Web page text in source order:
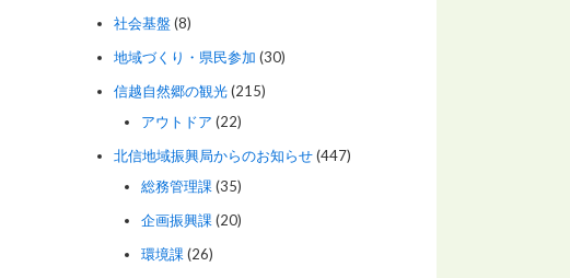
社会基盤(8)
地域づくり・県民参加 (30)
信越自然郷の観光(215)
アウトドア (22)
北信地域振興局からのお知らせ(447)
総務管理課(35)
企画振興課(20)
環境課(26)